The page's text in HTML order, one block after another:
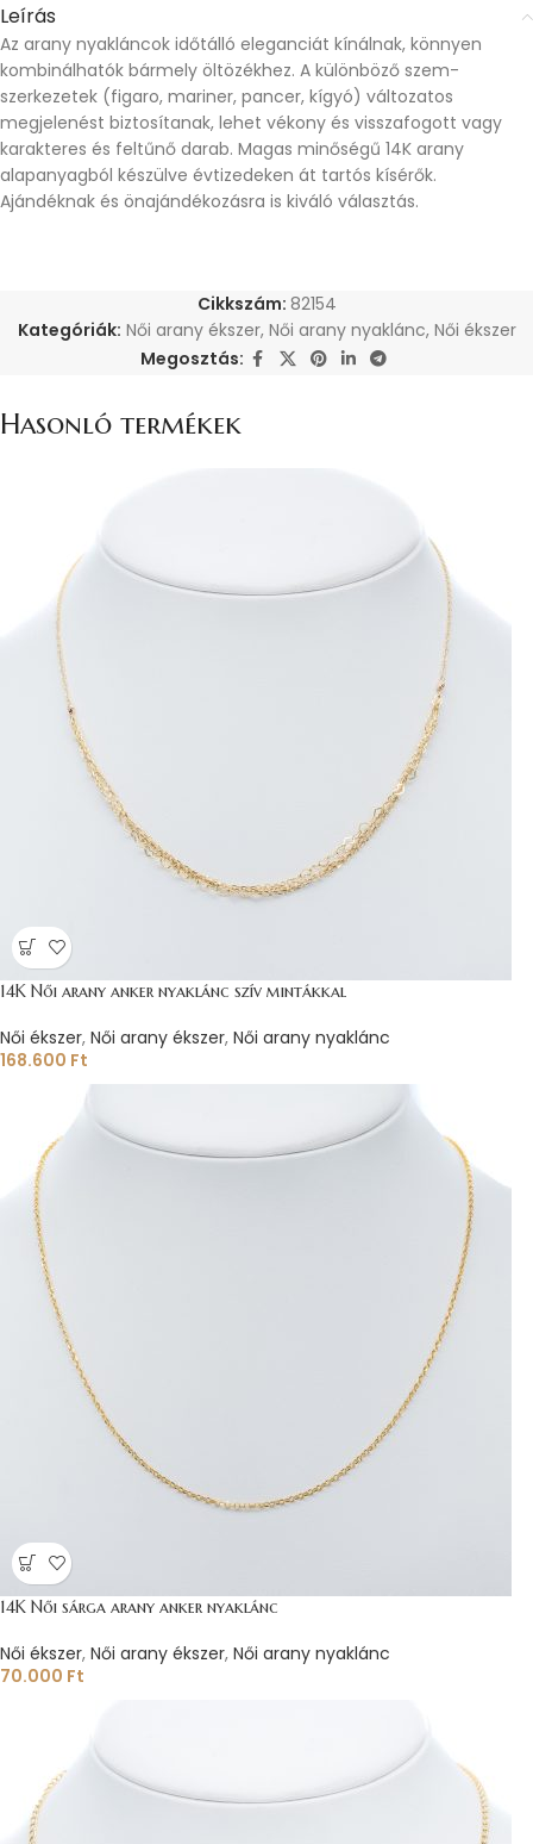
Leírás
Az arany nyakláncok időtálló eleganciát kínálnak, könnyen
kombinálhatók bármely öltözékhez. A különböző szem-
szerkezetek (figaro, mariner, pancer, kígyó) változatos
megjelenést biztosítanak, lehet vékony és visszafogott vagy
karakteres és feltűnő darab. Magas minőségű 14K arany
alapanyagból készülve évtizedeken át tartós kísérők.
Ajándéknak és önajándékozásra is kiváló választás.
Cikkszám: 82154
Kategóriák: Női arany ékszer, Női arany nyaklánc, Női ékszer
Megosztás:
Hasonló termékek
14K Női arany anker nyaklánc szív mintákkal
Női ékszer, Női arany ékszer, Női arany nyaklánc
168.600 Ft
14K Női sárga arany anker nyaklánc
Női ékszer, Női arany ékszer, Női arany nyaklánc
70.000 Ft